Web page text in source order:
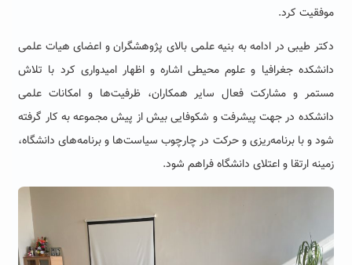
موفقیت کرد.
دکتر طیبی در ادامه به بنیه علمی بالای پژوهشگران و اعضای هیات علمی
دانشکده جغرافیا و علوم محیطی اشاره و اظهار امیدواری کرد با تلاش
مستمر و مشارکت فعال سایر همکاران، ظرفیت‌ها و امکانات علمی
دانشکده در جهت پیشرفت و شکوفایی بیش از پیش مجموعه به کار گرفته
شود و با برنامه‌ریزی و حرکت در چارچوب سیاست‌ها و برنامه‌های دانشگاه،
زمینه ارتقا و اعتلای دانشگاه فراهم شود.